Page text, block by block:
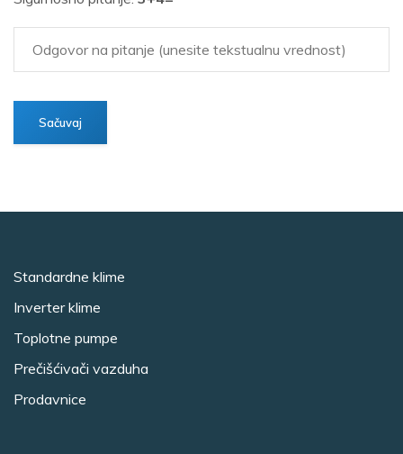
Standardne klime
Inverter klime
Toplotne pumpe
Prečišćivači vazduha
Prodavnice